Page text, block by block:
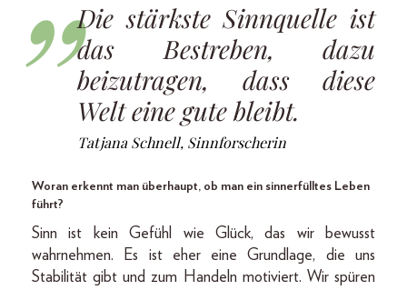
Die stärkste Sinnquelle ist
das Bestreben, dazu
beizutragen, dass diese
Welt eine gute bleibt.
Tatjana Schnell, Sinnforscherin
Woran erkennt man überhaupt, ob man ein sinnerfülltes Leben
führt?
Sinn ist kein Gefühl wie Glück, das wir bewusst
wahrnehmen. Es ist eher eine Grundlage, die uns
Stabilität gibt und zum Handeln motiviert. Wir spüren